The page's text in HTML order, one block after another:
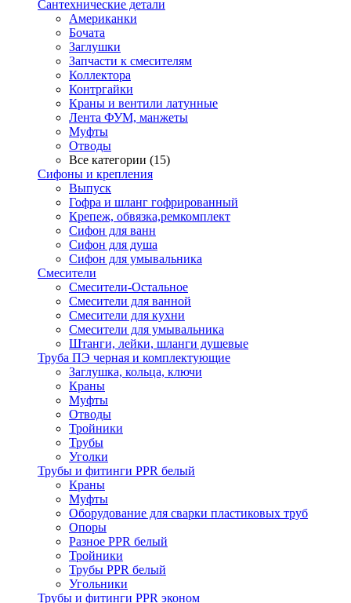
Сантехнические детали
Американки
Бочата
Заглушки
Запчасти к смесителям
Коллектора
Контргайки
Краны и вентили латунные
Лента ФУМ, манжеты
Муфты
Отводы
Все категории (15)
Сифоны и крепления
Выпуск
Гофра и шланг гофрированный
Крепеж, обвязка,ремкомплект
Сифон для ванн
Сифон для душа
Сифон для умывальника
Смесители
Cмесители-Остальное
Смесители для ванной
Смесители для кухни
Смесители для умывальника
Штанги, лейки, шланги душевые
Труба ПЭ черная и комплектующие
Заглушка, кольца, ключи
Краны
Муфты
Отводы
Тройники
Трубы
Уголки
Трубы и фитинги PPR белый
Краны
Муфты
Оборудование для сварки пластиковых труб
Опоры
Разное PPR белый
Тройники
Трубы PPR белый
Угольники
Трубы и фитинги PPR эконом